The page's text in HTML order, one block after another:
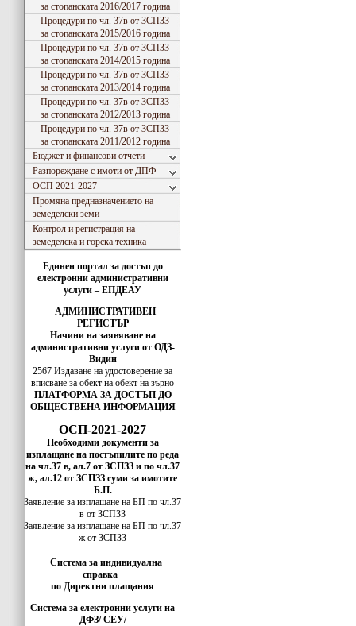
за стопанската 2016/2017 година
Процедури по чл. 37в от ЗСПЗЗ
за стопанската 2015/2016 година
Процедури по чл. 37в от ЗСПЗЗ
за стопанската 2014/2015 година
Процедури по чл. 37в от ЗСПЗЗ
за стопанската 2013/2014 година
Процедури по чл. 37в от ЗСПЗЗ
за стопанската 2012/2013 година
Процедури по чл. 37в от ЗСПЗЗ
за стопанската 2011/2012 година
Бюджет и финансови отчети
Разпореждане с имоти от ДПФ
ОСП 2021-2027
Промяна предназначението на
земеделски земи
Контрол и регистрация на
земеделска и горска техника
Единен портал за достъп до
електронни административни
услуги – ЕПДЕАУ
АДМИНИСТРАТИВЕН
РЕГИСТЪР
Начини на заявяване на
административни услуги от ОДЗ-
Видин
2567 Издаване на удостоверение за
вписванe за обект на обект на зърно
ПЛАТФОРМА ЗА ДОСТЪП ДО
ОБЩЕСТВЕНА ИНФОРМАЦИЯ
ОСП-2021-2027
Необходими документи за
изплащане на постъпилите по реда
на чл.37 в, ал.7 от ЗСПЗЗ и по чл.37
ж, ал.12 от ЗСПЗЗ суми за имотите
Б.П.
Заявление за изплащане на БП по чл.37
в от ЗСПЗЗ
Заявление за изплащане на БП по чл.37
ж от ЗСПЗЗ
Система за индивидуална
справка
по Директни плащания
Система за електронни услуги на
ДФЗ/ СЕУ/